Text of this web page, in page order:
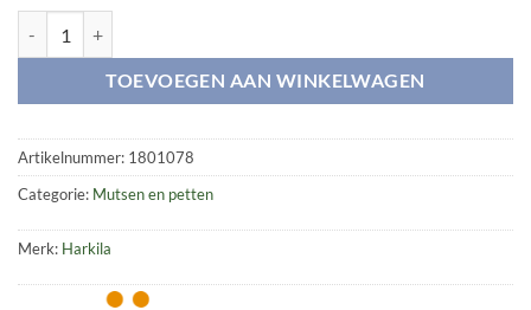
TOEVOEGEN AAN WINKELWAGEN
Artikelnummer: 1801078
Categorie: Mutsen en petten
Merk: Harkila